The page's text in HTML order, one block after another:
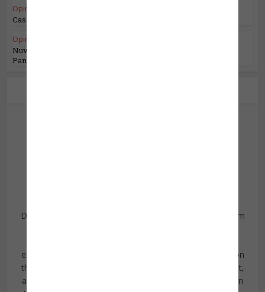
Opinião do Especialista
Casamentos são eventos de verão
Opinião do Especialista
Nuvens Tempestuosas: Navegando pelo
Panorama Complexo...
Dr. Peter Tarlow, PH.D, Founder and President of Tourism
expert specializing in the impact of crime and terrorism on
the tourism industry, event and tourism risk management,
and economic development. Since 1990, Tarlow has been